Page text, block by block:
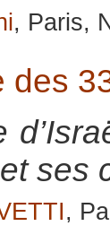
, Paris,
des
ses
,